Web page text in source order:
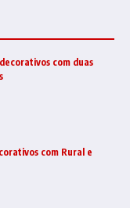
com duas
com Rural e